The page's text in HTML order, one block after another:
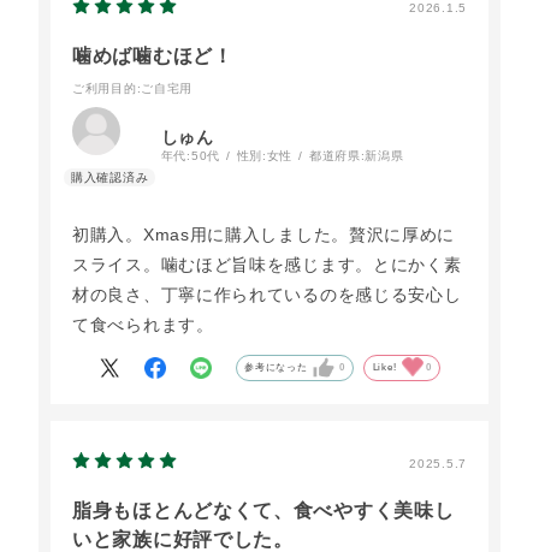
2026.1.5
噛めば噛むほど！
ご利用目的 :ご自宅用
しゅん
年代:50代 性別:女性 都道府県:新潟県
初購入。Xmas用に購入しました。贅沢に厚めに
スライス。噛むほど旨味を感じます。とにかく素
材の良さ、丁寧に作られているのを感じる安心し
て食べられます。
参考になった 0 Like! 0
2025.5.7
脂身もほとんどなくて、食べやすく美味し
いと家族に好評でした。